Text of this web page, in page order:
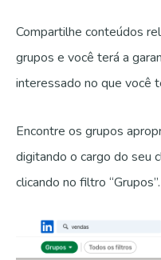
Compartilhe conteúdos
grupos e você terá a
interessado no que você
Encontre os grupos
digitando o cargo do seu
clicando no filtro “Grupos”.